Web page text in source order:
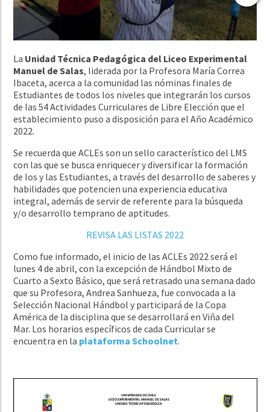
La Unidad Técnica Pedagógica del Liceo Experimental
Manuel de Salas, liderada por la Profesora María Correa
Ibaceta, acerca a la comunidad las nóminas finales de
Estudiantes de todos los niveles que integrarán los cursos
de las 54 Actividades Curriculares de Libre Elección que el
establecimiento puso a disposición para el Año Académico
2022.
Se recuerda que ACLEs son un sello característico del LMS
con las que se busca enriquecer y diversificar la formación
de los y las Estudiantes, a través del desarrollo de saberes y
habilidades que potencien una experiencia educativa
integral, además de servir de referente para la búsqueda
y/o desarrollo temprano de aptitudes.
REVISA LAS LISTAS 2022
Como fue informado, el inicio de las ACLEs 2022 será el
lunes 4 de abril, con la excepción de Hándbol Mixto de
Cuarto a Sexto Básico, que será retrasado una semana dado
que su Profesora, Andrea Sanhueza, fue convocada a la
Selección Nacional Hándbol y participará de la Copa
América de la disciplina que se desarrollará en Viña del
Mar. Los horarios específicos de cada Curricular se
encuentra en la plataforma Schoolnet.